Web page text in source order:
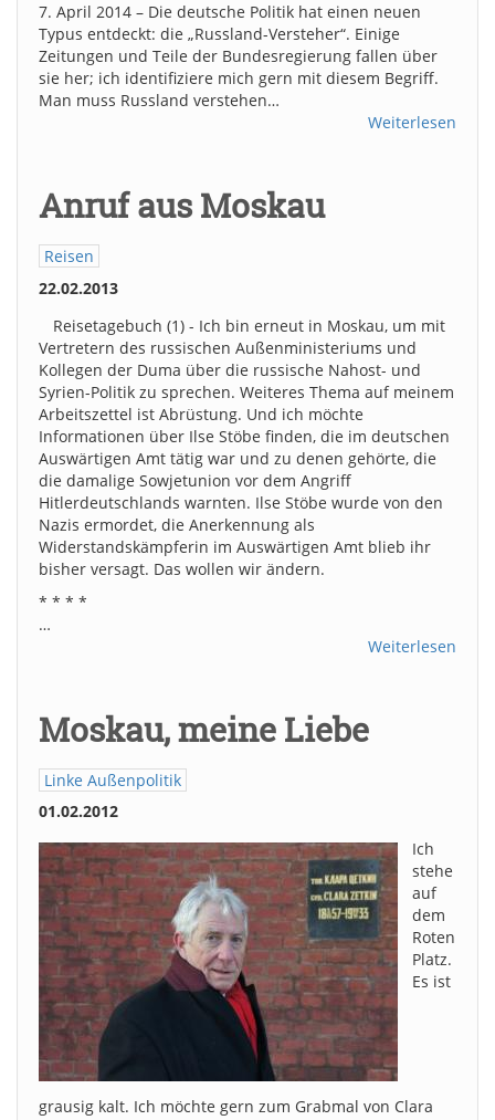
7. April 2014 – Die deutsche Politik hat einen neuen
Typus entdeckt: die „Russland-Versteher“. Einige
Zeitungen und Teile der Bundesregierung fallen über
sie her; ich identifiziere mich gern mit diesem Begriff.
Man muss Russland verstehen…
Weiterlesen
Anruf aus Moskau
Reisen
22.02.2013
Reisetagebuch (1) - Ich bin erneut in Moskau, um mit
Vertretern des russischen Außenministeriums und
Kollegen der Duma über die russische Nahost- und
Syrien-Politik zu sprechen. Weiteres Thema auf meinem
Arbeitszettel ist Abrüstung. Und ich möchte
Informationen über Ilse Stöbe finden, die im deutschen
Auswärtigen Amt tätig war und zu denen gehörte, die
die damalige Sowjetunion vor dem Angriff
Hitlerdeutschlands warnten. Ilse Stöbe wurde von den
Nazis ermordet, die Anerkennung als
Widerstandskämpferin im Auswärtigen Amt blieb ihr
bisher versagt. Das wollen wir ändern.
* * * *
…
Weiterlesen
Moskau, meine Liebe
Linke Außenpolitik
01.02.2012
Ich
stehe
auf
dem
Roten
Platz.
Es ist
grausig kalt. Ich möchte gern zum Grabmal von Clara